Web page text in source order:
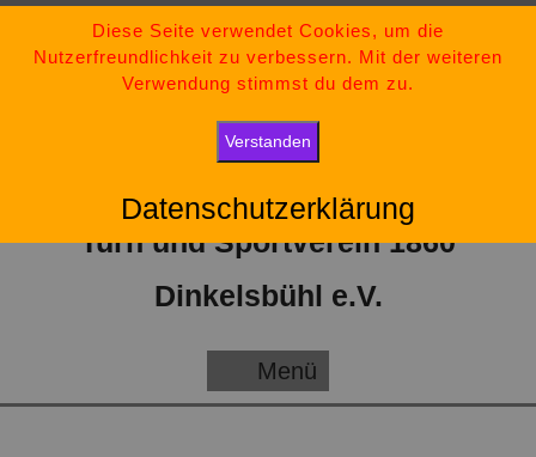
Inhalt
09851-554730
tsv-dinkelsbuehl@t-online.de
„Bleib stark, bleib positiv und gib niemals auf.“
Turn und Sportverein 1860
Dinkelsbühl e.V.
Menü
Diese Seite verwendet Cookies, um die
Nutzerfreundlichkeit zu verbessern. Mit der weiteren
Verwendung stimmst du dem zu.
Verstanden
Datenschutzerklärung